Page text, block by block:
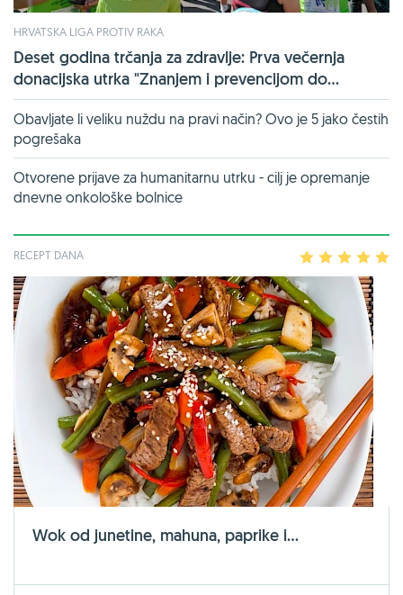
HRVATSKA LIGA PROTIV RAKA
Deset godina trčanja za zdravlje: Prva večernja
donacijska utrka "Znanjem i prevencijom do...
Obavljate li veliku nuždu na pravi način? Ovo je 5 jako čestih
pogrešaka
Otvorene prijave za humanitarnu utrku - cilj je opremanje
dnevne onkološke bolnice
RECEPT DANA 2 3 4
Wok od junetine, mahuna, paprike i...